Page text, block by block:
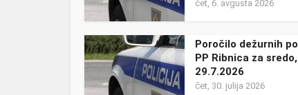
čet, 6. avgusta 2026
Poročilo dežurnih
PP Ribnica za sredo,
29.7.2026
čet, 30. julija 2026